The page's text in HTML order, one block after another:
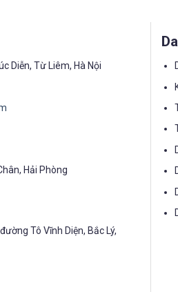
Diễn, Từ Liêm, Hà Nội
Hải Phòng
Tô Vĩnh Diện, Bắc Lý,